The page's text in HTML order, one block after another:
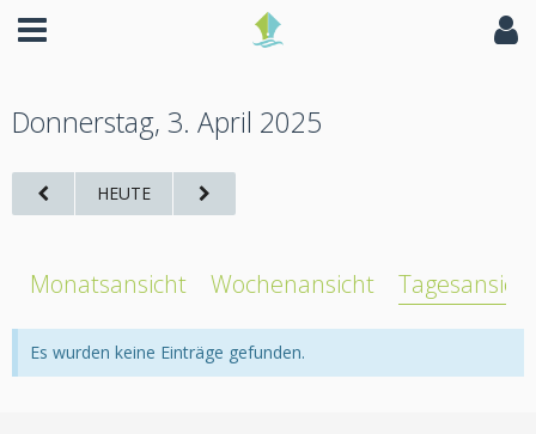
Donnerstag, 3. April 2025
HEUTE
Monatsansicht Wochenansicht Tagesansicht
Es wurden keine Einträge gefunden.